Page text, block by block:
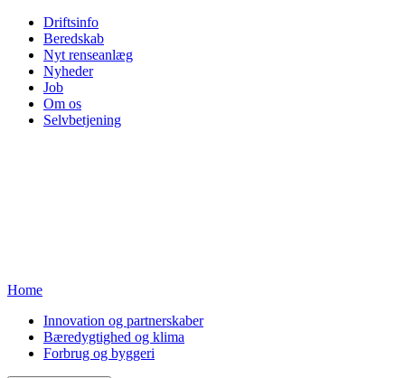
Driftsinfo
Beredskab
Nyt renseanlæg
Nyheder
Job
Om os
Selvbetjening
Home
Innovation og partnerskaber
Bæredygtighed og klima
Forbrug og byggeri